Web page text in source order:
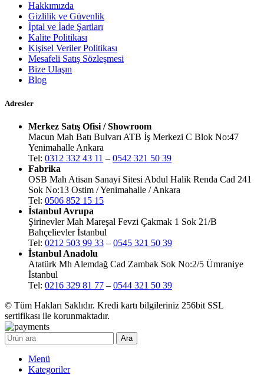
Hakkımızda
Gizlilik ve Güvenlik
İptal ve İade Şartları
Kalite Politikası
Kişisel Veriler Politikası
Mesafeli Satış Sözleşmesi
Bize Ulaşın
Blog
Adresler
Merkez Satış Ofisi / Showroom
Macun Mah Batı Bulvarı ATB İş Merkezi C Blok No:47
Yenimahalle Ankara
Tel: 0312 332 43 11 – 0542 321 50 39
Fabrika
OSB Mah Atisan Sanayi Sitesi Abdul Halik Renda Cad 241
Sok No:13 Ostim / Yenimahalle / Ankara
Tel: 0506 852 15 15
İstanbul Avrupa
Şirinevler Mah Mareşal Fevzi Çakmak 1 Sok 21/B
Bahçelievler İstanbul
Tel: 0212 503 99 33 – 0545 321 50 39
İstanbul Anadolu
Atatürk Mh Alemdağ Cad Zambak Sok No:2/5 Ümraniye
İstanbul
Tel: 0216 329 81 77 – 0544 321 50 39
© Tüm Hakları Saklıdır. Kredi kartı bilgileriniz 256bit SSL
sertifikası ile korunmaktadır.
Ara
Menü
Kategoriler